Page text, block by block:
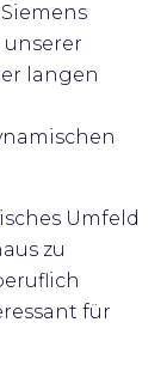
langen
Umfeld
zu
für